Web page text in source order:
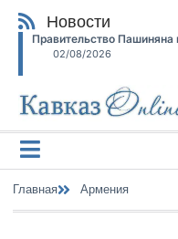
Новости
Правительство Пашиняна
02/08/2026
Главная Армения